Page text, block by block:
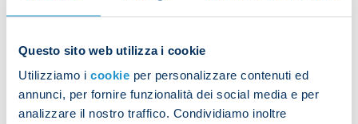
Questo sito web utilizza i cookie
Utilizziamo i cookie per personalizzare contenuti ed
annunci, per fornire funzionalità dei social media e per
analizzare il nostro traffico. Condividiamo inoltre